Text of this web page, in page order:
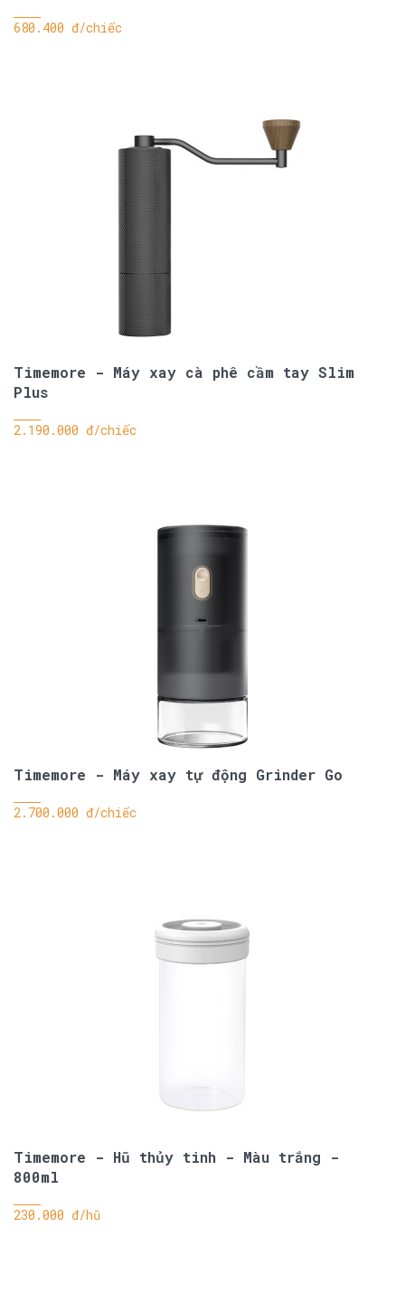
680.400 đ/chiếc
Timemore - Máy xay cà phê cầm tay Slim
Plus
2.190.000 đ/chiếc
Timemore - Máy xay tự động Grinder Go
2.700.000 đ/chiếc
Timemore - Hũ thủy tinh - Màu trắng -
800ml
230.000 đ/hũ